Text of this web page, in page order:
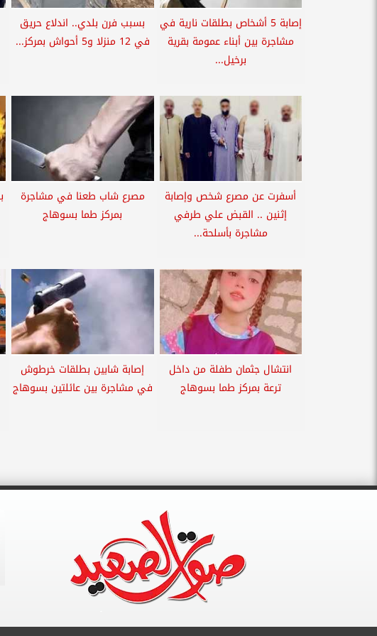
إصابة 5 أشخاص بطلقات نارية في
مشاجرة بين أبناء عمومة بقرية
برخيل...
بسبب فرن بلدي.. اندلاع حريق
في 12 منزلا و5 أحواش بمركز...
أسفرت عن مصرع شخص وإصابة
إثنين .. القبض علي طرفي
مشاجرة بأسلحة...
مصرع شاب طعنا في مشاجرة
بمركز طما بسوهاج
انتشال جثمان طفلة من داخل
ترعة بمركز طما بسوهاج
إصابة شابين بطلقات خرطوش
في مشاجرة بين عائلتين بسوهاج